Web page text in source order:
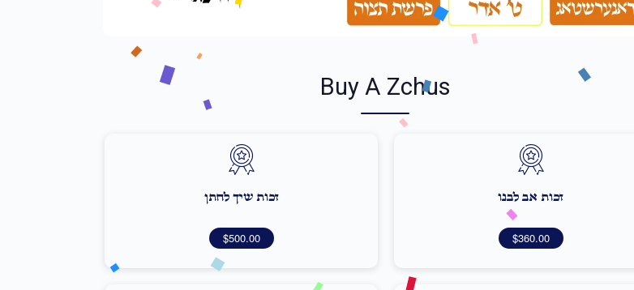
Buy A Zchus
זכות אב לבנו
$360.00
זכות שיך לחתן
$500.00